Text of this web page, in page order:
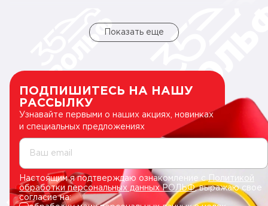
Показать еще
ПОДПИШИТЕСЬ НА НАШУ
РАССЫЛКУ
Узнавайте первыми о наших акциях, новинках
и специальных предложениях
Ваш email
Настоящим я подтверждаю ознакомление сПолитикой
обработки персональных данных РОЛЬФ, выражаю свое
согласие на: